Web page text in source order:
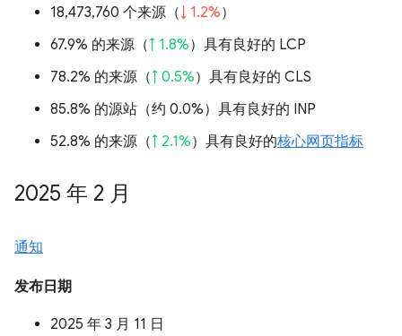
18,473,760 个来源（↓ 1.2%）
67.9% 的来源（↑ 1.8%）具有良好的 LCP
78.2% 的来源（↑ 0.5%）具有良好的 CLS
85.8% 的源站（约 0.0%）具有良好的 INP
52.8% 的来源（↑ 2.1%）具有良好的核心网页指标
2025 年 2 月
通知
发布日期
2025 年 3 月 11 日